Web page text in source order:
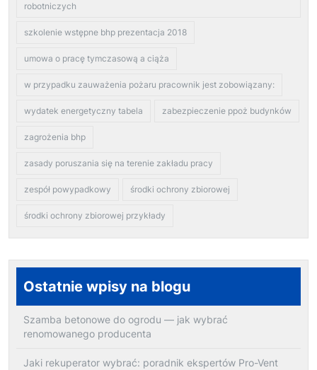
robotniczych
szkolenie wstępne bhp prezentacja 2018
umowa o pracę tymczasową a ciąża
w przypadku zauważenia pożaru pracownik jest zobowiązany:
wydatek energetyczny tabela zabezpieczenie ppoż budynków
zagrożenia bhp
zasady poruszania się na terenie zakładu pracy
zespół powypadkowy środki ochrony zbiorowej
środki ochrony zbiorowej przykłady
Ostatnie wpisy na blogu
Szamba betonowe do ogrodu — jak wybrać
renomowanego producenta
Jaki rekuperator wybrać: poradnik ekspertów Pro-Vent